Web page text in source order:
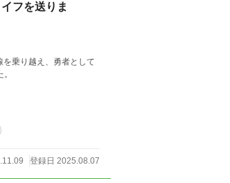
フを送りま
を乗り越え、勇者として
登録日 2025.08.07